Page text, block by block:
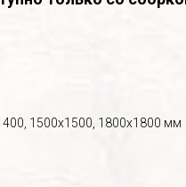
1500х1500, 1800х1800 мм